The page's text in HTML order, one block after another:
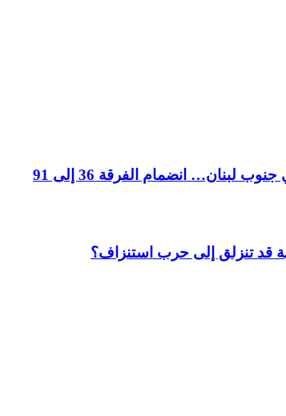
لبنان… انضمام الفرقة 36 إلى 91
قد تنزلق إلى حرب استنزاف؟